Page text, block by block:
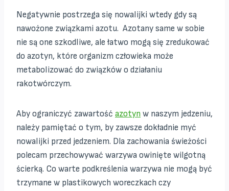
Negatywnie postrzega się nowalijki wtedy gdy są
nawożone związkami azotu. Azotany same w sobie
nie są one szkodliwe, ale łatwo mogą się zredukować
do azotyn, które organizm człowieka może
metabolizować do związków o działaniu
rakotwórczym.
Aby ograniczyć zawartość azotyn w naszym jedzeniu,
należy pamiętać o tym, by zawsze dokładnie myć
nowalijki przed jedzeniem. Dla zachowania świeżości
polecam przechowywać warzywa owinięte wilgotną
ścierką. Co warte podkreślenia warzywa nie mogą być
trzymane w plastikowych woreczkach czy